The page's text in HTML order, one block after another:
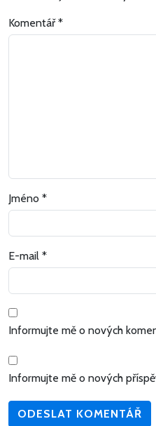
Komentář*
Jméno *
E-mail *
Informujte mě o nových
Informujte mě o nových